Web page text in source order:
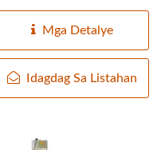
machine....Mga Detalye
Idagdag Sa Listahan